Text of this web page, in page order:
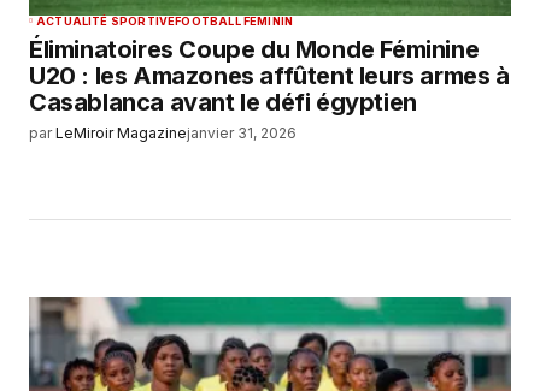
ACTUALITÉ SPORTIVEFOOTBALL FEMININ
Éliminatoires Coupe du Monde Féminine
U20 : les Amazones affûtent leurs armes à
Casablanca avant le défi égyptien
par LeMiroir Magazinejanvier 31, 2026